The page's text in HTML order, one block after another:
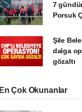
7
Porsuk
Şile
dalga
gözaltı
En Çok Okunanlar